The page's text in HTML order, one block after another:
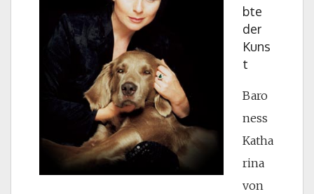
bte
der
Kuns
t
Baro
ness
Katha
rina
von